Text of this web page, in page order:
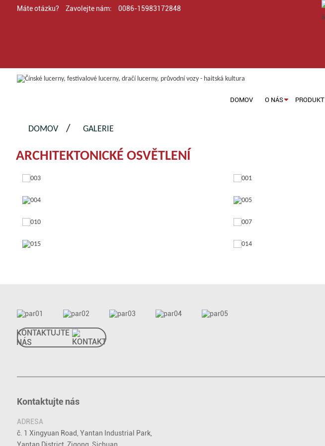
Máte otázku? Zavolejte nám: 0086-15983172848
DOMOV O NÁS PRODUKT
DOMOV GALERIE
ARCHITEKTONICKÉ OSVĚTLENÍ
KONTAKTUJTE
NÁS
Kontaktujte nás
ADRESA
č. 1 Xingyuan Road, Yantan Industrial Park,